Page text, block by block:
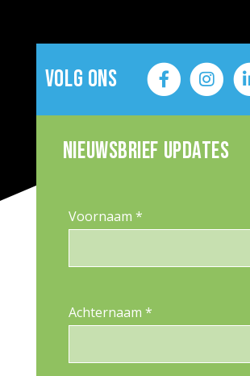
Nieuwsbrief updates
Volg ons
Voornaam *
Achternaam *